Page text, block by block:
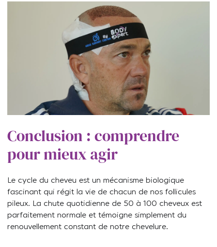
Conclusion : comprendre
pour mieux agir
Le cycle du cheveu est un mécanisme biologique
fascinant qui régit la vie de chacun de nos follicules
pileux. La chute quotidienne de 50 à 100 cheveux est
parfaitement normale et témoigne simplement du
renouvellement constant de notre chevelure.